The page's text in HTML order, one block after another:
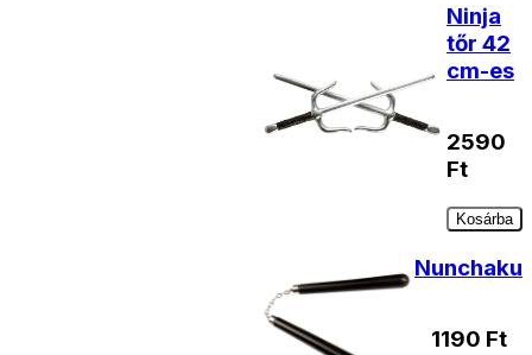
Ninja
tőr 42
cm-es
2590
Ft
Kosárba
Nunchaku
1190 Ft